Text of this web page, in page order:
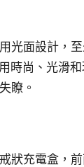
光面設計，
時尚、光滑
瞭。
狀充電盒，